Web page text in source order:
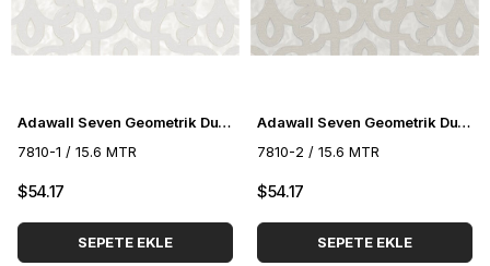
Adawall Seven Geometrik Duvar Kağıdı 7810-1
7810-1 / 15.6 MTR
$54.17
SEPETE EKLE
Adawall Seven Geometrik Duvar Kağıdı 7810-2
7810-2 / 15.6 MTR
$54.17
SEPETE EKLE